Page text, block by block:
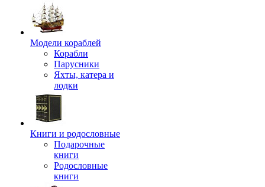
Модели кораблей
Корабли
Парусники
Яхты, катера и
лодки
Книги и родословные
Подарочные
книги
Родословные
книги